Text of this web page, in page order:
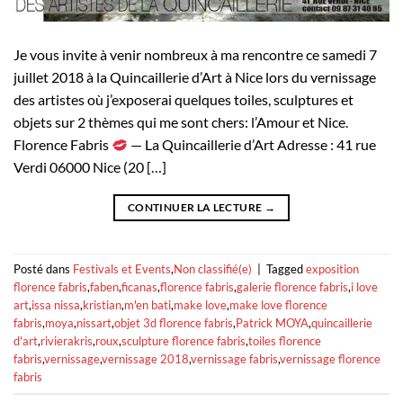
Je vous invite à venir nombreux à ma rencontre ce samedi 7
juillet 2018 à la Quincaillerie d’Art à Nice lors du vernissage
des artistes où j’exposerai quelques toiles, sculptures et
objets sur 2 thèmes qui me sont chers: l’Amour et Nice.
Florence Fabris
— La Quincaillerie d’Art Adresse : 41 rue
Verdi 06000 Nice (20 […]
CONTINUER LA LECTURE →
Posté dans Festivals et Events,Non classifié(e) Taggedexposition
florence fabris,faben,ficanas,florence fabris,galerie florence fabris,i love
art,issa nissa,kristian,m'en bati,make love,make love florence
fabris,moya,nissart,objet 3d florence fabris,Patrick MOYA,quincaillerie
d'art,rivierakris,roux,sculpture florence fabris,toiles florence
fabris,vernissage,vernissage 2018,vernissage fabris,vernissage florence
fabris